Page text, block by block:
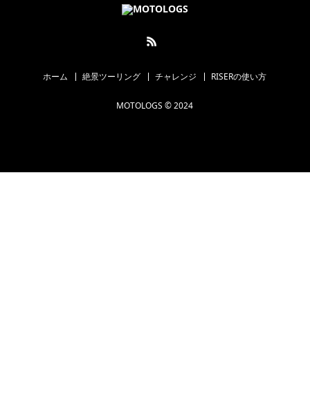
ホーム 絶景ツーリング チャレンジ RISERの使い方
MOTOLOGS © 2024